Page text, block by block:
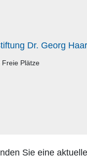
Freie Plätze
Sie eine